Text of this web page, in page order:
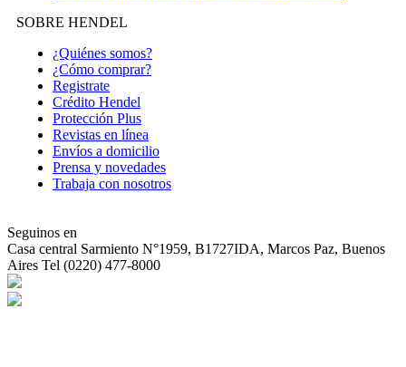
SOBRE HENDEL
¿Quiénes somos?
¿Cómo comprar?
Registrate
Crédito Hendel
Protección Plus
Revistas en línea
Envíos a domicilio
Prensa y novedades
Trabaja con nosotros
Seguinos en
Casa central Sarmiento N°1959, B1727IDA, Marcos Paz, Buenos
Aires Tel (0220) 477-8000